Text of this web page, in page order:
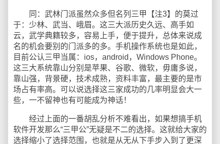
同：武林门派虽然众多但名列三甲【注3】的莫过
于：少林、武当、峨眉。这三大派历史久远、高手如
云，武学典籍较多，容易上手，便于提升，总体来说成
名的机会要别的门派多的多。手机操作系统也是如此，
目前公认三甲当属：ios，android，Windows Phone。
这三大系统靠山分别是苹果、谷歌、微软，毋庸多说，
靠山强，背景硬，技术成熟，资料丰富，最主要的是市
场占有率高。可以说选择这三家成功的几率明显会大一
些，一不留神也有可能成为神话！
经过上面的一番胡乱分析不难看出，如果想搞手机
软件开发那么“三甲公”无疑是不二的选择。这就给大家的
选择缩小了选择范围，也就是从无从下手步入到了更深